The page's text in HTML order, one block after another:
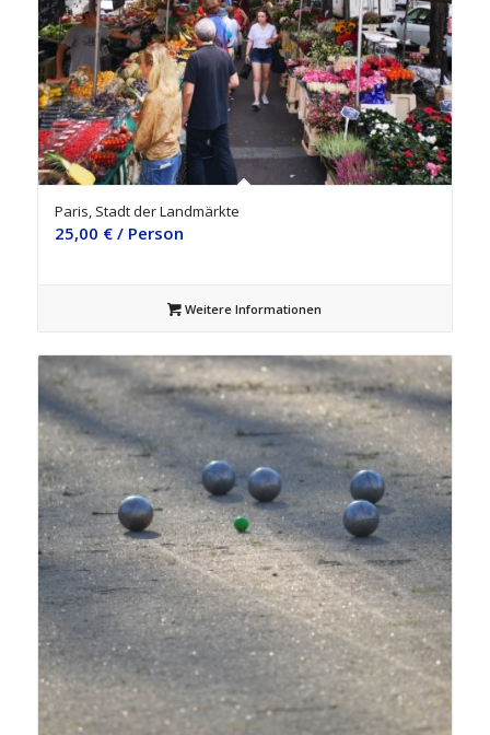
Paris, Stadt der Landmärkte
25,00 €/ Person
Weitere Informationen